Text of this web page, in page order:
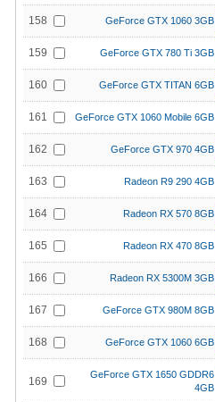
158 GeForce GTX 1060 3GB
159 GeForce GTX 780 Ti 3GB
160 GeForce GTX TITAN 6GB
161 GeForce GTX 1060 Mobile 6GB
162 GeForce GTX 970 4GB
163 Radeon R9 290 4GB
164 Radeon RX 570 8GB
165 Radeon RX 470 8GB
166 Radeon RX 5300M 3GB
167 GeForce GTX 980M 8GB
168 GeForce GTX 1060 6GB
169
GeForce GTX 1650 GDDR6
4GB